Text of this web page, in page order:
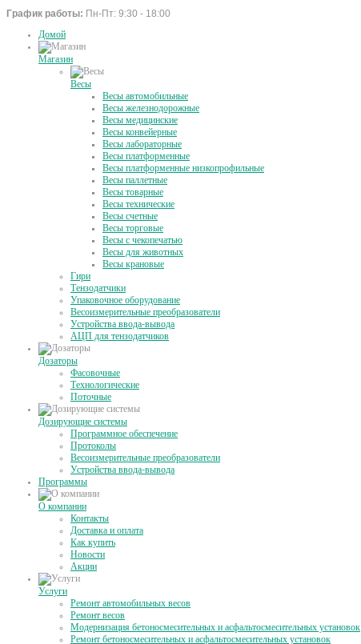
График работы: Пн-Пт: 9:30 - 18:00
Домой
Магазин
Весы
Весы автомобильные
Весы железнодорожные
Весы медицинские
Весы конвейерные
Весы лабораторные
Весы платформенные
Весы платформенные низкопрофильные
Весы паллетные
Весы товарные
Весы технические
Весы счетные
Весы торговые
Весы с чекопечатью
Весы для животных
Весы крановые
Гири
Тензодатчики
Упаковочное оборудование
Весоизмерительные преобразователи
Устройства ввода-вывода
АЦП для тензодатчиков
Дозаторы
Фасовочные
Технологические
Поточные
Дозирующие системы
Программное обеспечение
Протоколы
Весоизмерительные преобразователи
Устройства ввода-вывода
Программы
О компании
Контакты
Доставка и оплата
Как купить
Новости
Акции
Услуги
Ремонт автомобильных весов
Ремонт весов
Модернизация бетоносмесительных и асфальтосмесительных установок
Ремонт бетоносмесительных и асфальтосмесительных установок